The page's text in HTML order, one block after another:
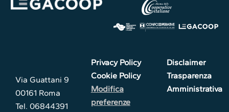
Via Guattani 9
00161 Roma
Tel. 06844391
Privacy Policy
Cookie Policy
Modifica
preferenze
Disclaimer
Trasparenza
Amministrativa